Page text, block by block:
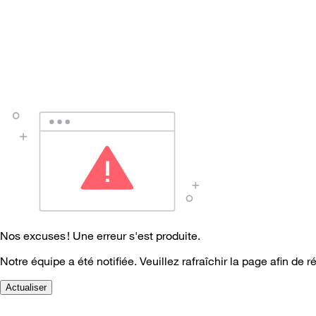
Nos excuses ! Une erreur s'est produite.
Notre équipe a été notifiée. Veuillez rafraîchir la page afin de
Actualiser